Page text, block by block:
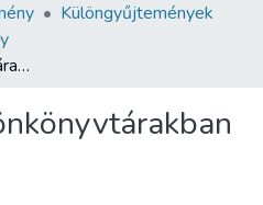
Különgyűjtemények
Őrjárat a kölcsönkönyvtárakban